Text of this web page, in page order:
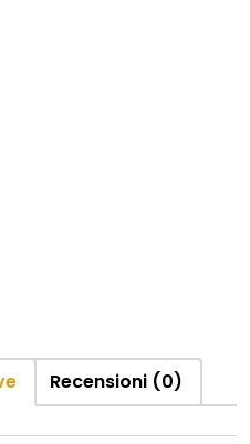
Recensioni (0)